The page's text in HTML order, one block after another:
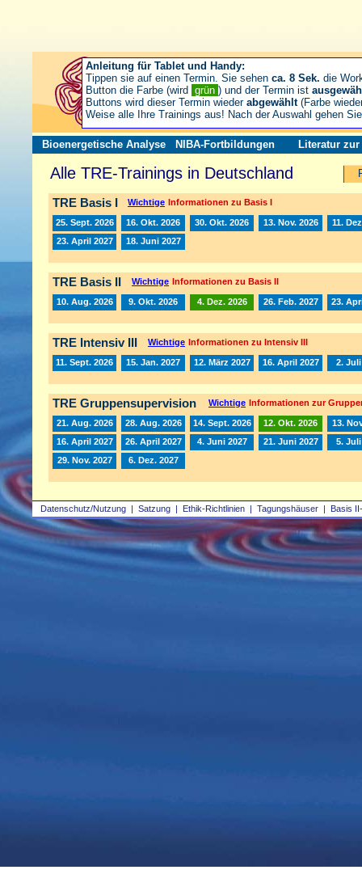
Datenschutz/Nutzung | Satzung | Ethik-Richtlinien | Tagungshäuser | Basis
Bioenergetische Analyse NIBA-Fortbildungen Literatur zur
Alle TRE-Trainings in Deutschland
TRE Basis I Wichtige Informationen zu Basis I
25. Sept. 2026 16. Okt. 2026 30. Okt. 2026 13. Nov. 2026
11.
23. April 2027
18. Juni 2027
TRE Basis II Wichtige Informationen zu Basis II
10. Aug. 2026 9. Okt. 2026 4. Dez. 2026 26. Feb. 2027 23.
TRE Intensiv III Wichtige Informationen zu Intensiv III
11. Sept. 2026 15. Jan. 2027 12. März 2027 16. April 2027 2. Juli
TRE Gruppensupervision Wichtige Informationen zur
21. Aug. 2026 28. Aug. 2026 14. Sept. 2026 12. Okt. 2026
13.
16. April 2027
26. April 2027 4. Juni 2027 21. Juni 2027
5. Juli
29. Nov. 2027
6. Dez. 2027
Anleitung für Tablet und Handy:
Tippen sie auf einen Termin. Sie sehen ca. 8 Sek. die
Button die Farbe (wird grün ) und der Termin ist
Buttons wird dieser Termin wieder abgewählt(Farbe
Weise alle Ihre Trainings aus! Nach der Auswahl gehen